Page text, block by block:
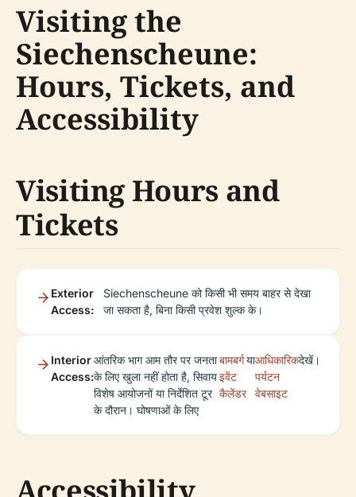
Visiting the
Siechenscheune:
Hours, Tickets, and
Accessibility
Visiting Hours and
Tickets
Exterior
Access:
Siechenscheune को किसी भी समय बाहर से देखा
जा सकता है, बिना किसी प्रवेश शुल्क के।
Interior
Access:
आंतरिक भाग आम तौर पर जनता
के लिए खुला नहीं होता है, सिवाय
विशेष आयोजनों या निर्देशित टूर
के दौरान। घोषणाओं के लिए
बामबर्ग
इवेंट
कैलेंडर
याआधिकारिक
पर्यटन
वेबसाइट
देखें।